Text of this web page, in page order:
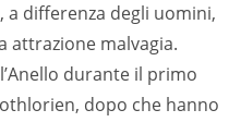
differenza degli uomini,
attrazione malvagia.
durante il primo
dopo che hanno